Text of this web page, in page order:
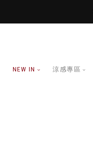
NEW IN 涼感專區